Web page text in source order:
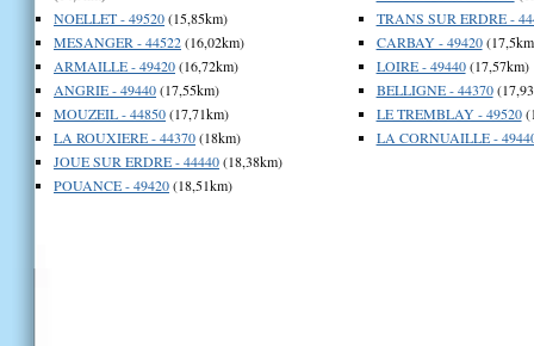
NOELLET - 49520(15,85km)
MESANGER - 44522(16,02km)
ARMAILLE - 49420(16,72km)
ANGRIE - 49440(17,55km)
MOUZEIL - 44850(17,71km)
LA ROUXIERE - 44370(18km)
JOUE SUR ERDRE - 44440(18,38km)
POUANCE - 49420(18,51km)
TRANS SUR ERDRE -
CARBAY - 49420
LOIRE - 49440(17,57km)
BELLIGNE - 44370
LE TREMBLAY - 49520
LA CORNUAILLE -